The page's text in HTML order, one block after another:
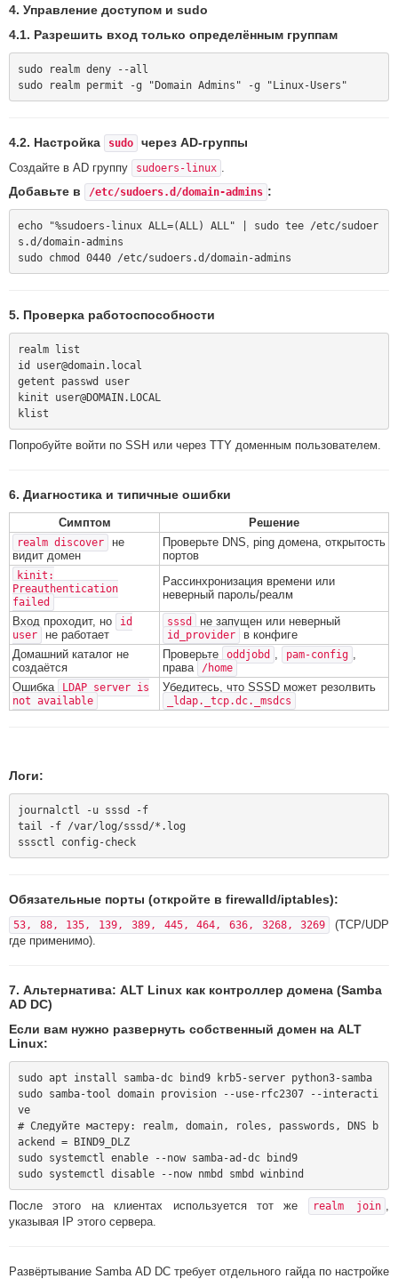
4. Управление доступом и sudo
4.1. Разрешить вход только определённым группам
sudo realm deny --all
4.2. Настройка sudo через AD-группы
Создайте в AD группу sudoers-linux .
Добавьте в /etc/sudoers.d/domain-admins :
echo "%sudoers-linux ALL=(ALL) ALL" | sudo tee /etc/sudoer
s.d/domain-admins
5. Проверка работоспособности
realm list
id user@domain.local
getent passwd user
kinit user@DOMAIN.LOCAL
Попробуйте войти по SSH или через TTY доменным пользователем.
6. Диагностика и типичные ошибки
Симптом Решение
realm discover
не
видит домен
Проверьте DNS, ping домена, открытость
портов
kinit:
Preauthentication
failed
Рассинхронизация времени или
неверный пароль/реалм
Вход проходит, но
id
user
не работает
sssd не запущен или неверный
id_provider
в конфиге
Домашний каталог не
создаётся
Проверьте oddjobd , pam-config ,
права
/home
Ошибка
LDAP server is
not available
Убедитесь, что SSSD может резолвить
_ldap._tcp.dc._msdcs
Логи:
journalctl -u sssd -f
tail -f /var/log/sssd/*.log
sssctl config-check
Обязательные порты (откройте в firewalld/iptables):
53, 88, 135, 139, 389, 445, 464, 636, 3268, 3269
(TCP/UDP
где применимо).
7. Альтернатива: ALT Linux как контроллер домена (Samba
AD DC)
Если вам нужно развернуть собственный домен на ALT
Linux:
sudo apt install samba-dc bind9 krb5-server python3-samba
sudo samba-tool domain provision --use-rfc2307 --interacti
ve
# Следуйте мастеру: realm, domain, roles, passwords, DNS b
ackend = BIND9_DLZ
sudo systemctl enable --now samba-ad-dc bind9
После этого на клиентах используется тот же realm join ,
указывая IP этого сервера.
Развёртывание Samba AD DC требует отдельного гайда по настройке